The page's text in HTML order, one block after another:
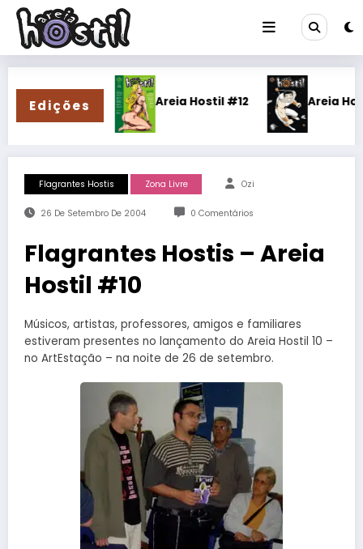
Pular
para
conteúdo
Edições
#13 Areia Hostil #12 Areia Hostil #11
Flagrantes Hostis Zona Livre Ozi
26 De Setembro De 2004 0 Comentários
Flagrantes Hostis – Areia
Hostil #10
Músicos, artistas, professores, amigos e familiares
estiveram presentes no lançamento do Areia Hostil 10 –
no ArtEstação – na noite de 26 de setembro.